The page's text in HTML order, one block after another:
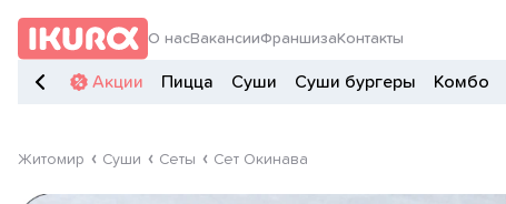
О насВакансииФраншиза Контакты
Акции Пицца Суши Суши бургеры Комбо
Житомир Суши Сеты Сет Окинава